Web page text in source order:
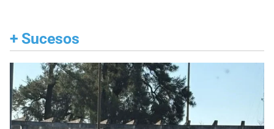
+ Sucesos